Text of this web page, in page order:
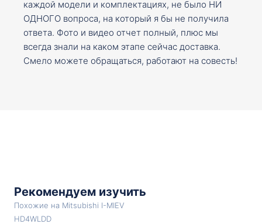
каждой модели и комплектациях, не было НИ
ОДНОГО вопроса, на который я бы не получила
ответа. Фото и видео отчет полный, плюс мы
всегда знали на каком этапе сейчас доставка.
Смело можете обращаться, работают на совесть!
Рекомендуем изучить
Похожие на Mitsubishi I-MIEV
HD4WLDD